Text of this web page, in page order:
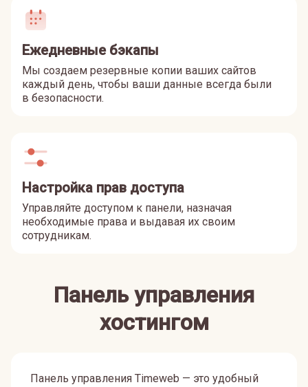
Ежедневные бэкапы
Мы создаем резервные копии ваших сайтов
каждый день, чтобы ваши данные всегда были
в безопасности.
Настройка прав доступа
Управляйте доступом к панели, назначая
необходимые права и выдавая их своим
сотрудникам.
Панель управления
хостингом
Панель управления Timeweb — это удобный